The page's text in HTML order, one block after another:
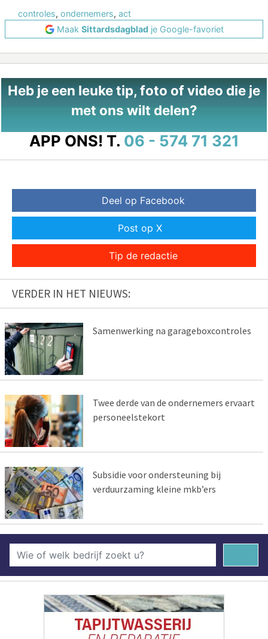
controles, ondernemers, act
Maak Sittardsdagbladje Google-favoriet
Heb je een leuke tip, foto of video die je
met ons wilt delen?
APP ONS! T. 06 - 574 71 321
Deel op Facebook
Post op X
Tip de redactie
VERDER IN HET NIEUWS:
Samenwerking na garageboxcontroles
Twee derde van de ondernemers ervaart
personeelstekort
Subsidie voor ondersteuning bij
verduurzaming kleine mkb’ers